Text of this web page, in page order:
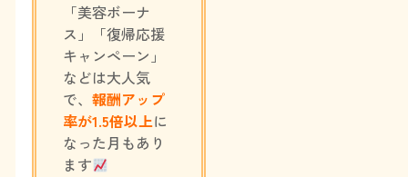
「美容ボーナ
ス」「復帰応援
キャンペーン」
などは大人気
で、 報酬アップ
率が1.5倍以上に
なった月もあり
ます